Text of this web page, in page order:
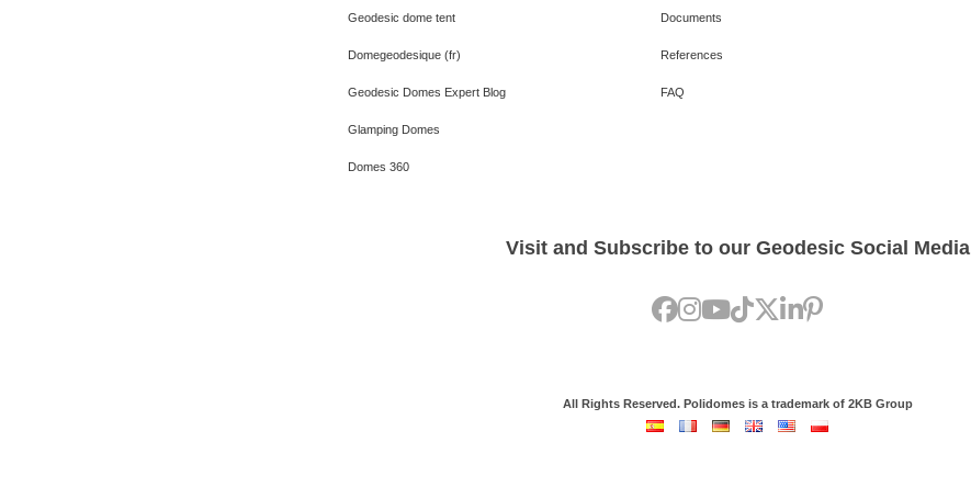
Geodesic dome tent
Domegeodesique (fr)
Geodesic Domes Expert Blog
Glamping Domes
Domes 360
Documents
References
FAQ
Visit and Subscribe to our Geodesic Social Media
All Rights Reserved. Polidomes is a trademark of 2KB Group